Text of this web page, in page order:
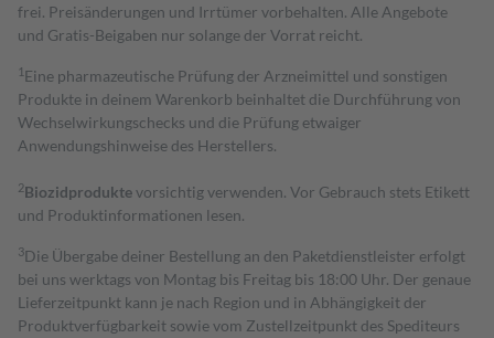
frei. Preisänderungen und Irrtümer vorbehalten. Alle Angebote
und Gratis-Beigaben nur solange der Vorrat reicht.
1 Eine pharmazeutische Prüfung der Arzneimittel und sonstigen
Produkte in deinem Warenkorb beinhaltet die Durchführung von
Wechselwirkungschecks und die Prüfung etwaiger
Anwendungshinweise des Herstellers.
2Biozidproduktevorsichtig verwenden. Vor Gebrauch stets Etikett
und Produktinformationen lesen.
3Die Übergabe deiner Bestellung an den Paketdienstleister erfolgt
bei uns werktags von Montag bis Freitag bis 18:00 Uhr. Der genaue
Lieferzeitpunkt kann je nach Region und in Abhängigkeit der
Produktverfügbarkeit sowie vom Zustellzeitpunkt des Spediteurs